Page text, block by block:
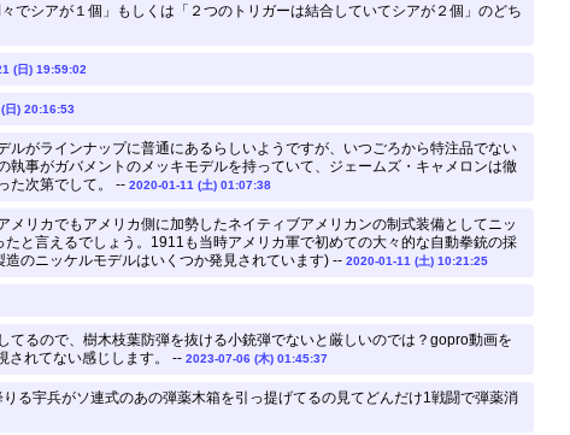
シアが１個」もしくは「２つのトリガーは結合していてシアが２個」のどち
(日) 19:59:02
日) 20:16:53
がラインナップに普通にあるらしいようですが、いつごろから特注品でない
事がガバメントのメッキモデルを持っていて、ジェームズ・キャメロンは徹
た次第でして。 -- 2020-01-11 (土) 01:07:38
リカでもアメリカ側に加勢したネイティブアメリカンの制式装備としてニッ
と言えるでしょう。1911も当時アメリカ軍で初めての大々的な自動拳銃の採
のニッケルモデルはいくつか発見されています) -- 2020-01-11 (土) 10:21:25
るので、樹木枝葉防弾を抜ける小銃弾でないと厳しいのでは？gopro動画を
されてない感じします。 -- 2023-07-06 (木) 01:45:37
る宇兵がソ連式のあの弾薬木箱を引っ提げてるの見てどんだけ1戦闘で弾薬消